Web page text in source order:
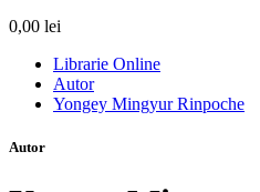
0,00 lei
Librarie Online
Autor
Yongey Mingyur Rinpoche
Autor